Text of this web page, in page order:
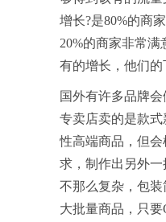
增长?是80%的商
20%的商家非常
有的增长，他们的
国外有许多品牌
专卖店卖的是款
性高端商品，但会
求，制作出另外
不那么复杂，包
大批量商品，只